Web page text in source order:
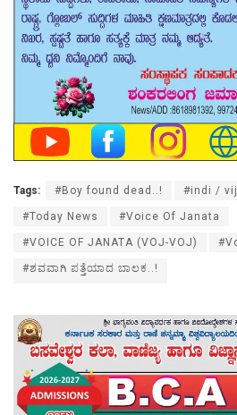
Tags: #Boy found dead..! #indi /
#Today News #Voice Of Janata
#VOICE OF JANATA (VOJ-VOJ)
#ಶವವಾಗಿ ಪತ್ತೆಯಾದ ಬಾಲಕ..!